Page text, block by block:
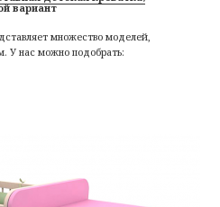
вариант
множество моделей,
У нас можно подобрать: